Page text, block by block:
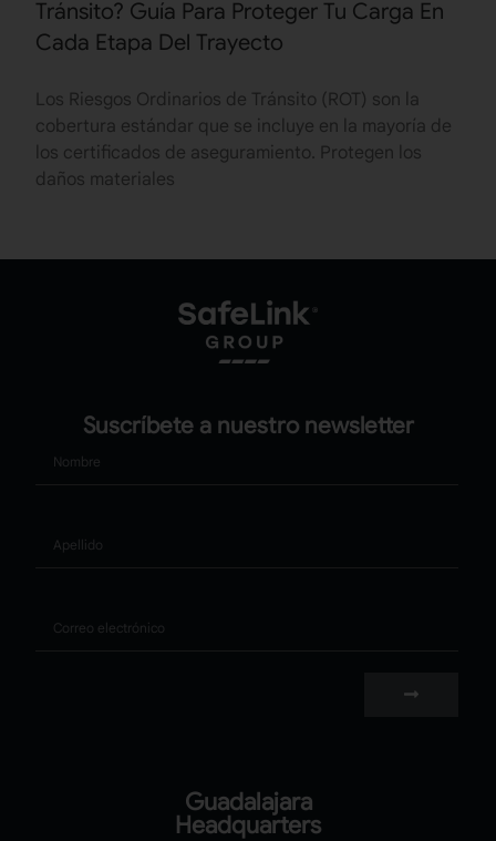
Tránsito? Guía Para Proteger Tu Carga En
Cada Etapa Del Trayecto
Los Riesgos Ordinarios de Tránsito (ROT) son la
cobertura estándar que se incluye en la mayoría de
los certificados de aseguramiento. Protegen los
daños materiales
Suscríbete a nuestro newsletter
Nombre
Guadalajara
Headquarters